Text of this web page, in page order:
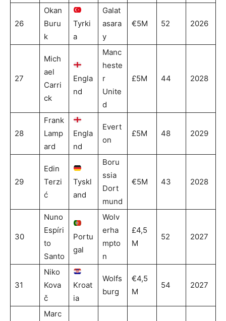
26
Okan
Buru
k
Tyrki
a
Galat
asara
y
€5M 52 2026
27
Mich
ael
Carri
ck
Engla
nd
Manc
heste
r
Unite
d
£5M 44 2028
28
Frank
Lamp
ard
Engla
nd
Evert
on
£5M 48 2029
29
Edin
Terzi
ć
Tyskl
and
Boru
ssia
Dort
mund
€5M 43 2028
30
Nuno
Espíri
to
Santo
Portu
gal
Wolv
erha
mpto
n
£4,5
M
52 2027
31
Niko
Kova
č
Kroat
ia
Wolfs
burg
€4,5
M
54 2027
Marc